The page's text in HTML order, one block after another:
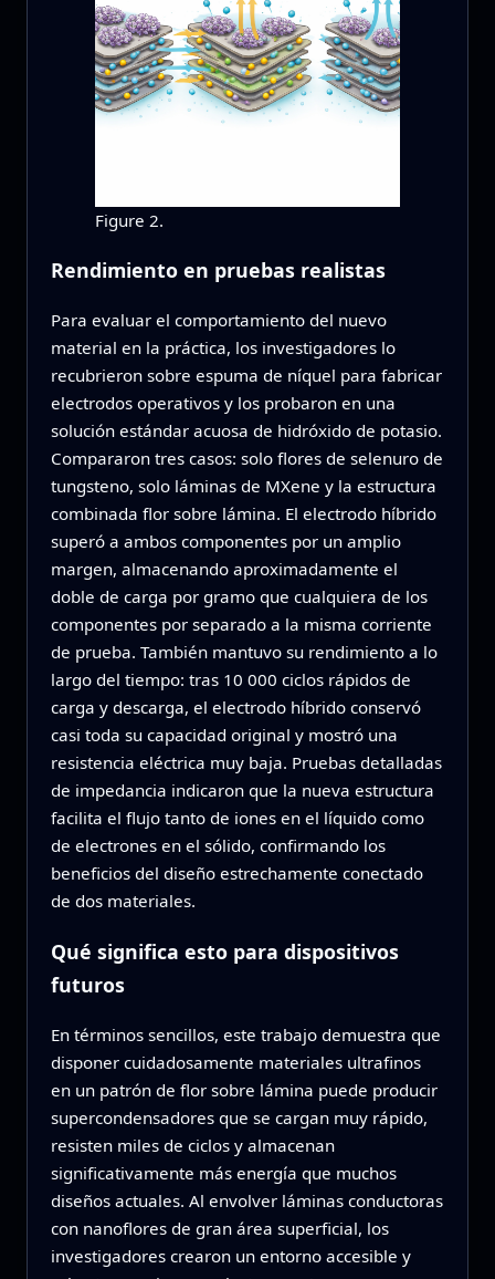
Figure 2.
Rendimiento en pruebas realistas
Para evaluar el comportamiento del nuevo
material en la práctica, los investigadores lo
recubrieron sobre espuma de níquel para fabricar
electrodos operativos y los probaron en una
solución estándar acuosa de hidróxido de potasio.
Compararon tres casos: solo flores de selenuro de
tungsteno, solo láminas de MXene y la estructura
combinada flor sobre lámina. El electrodo híbrido
superó a ambos componentes por un amplio
margen, almacenando aproximadamente el
doble de carga por gramo que cualquiera de los
componentes por separado a la misma corriente
de prueba. También mantuvo su rendimiento a lo
largo del tiempo: tras 10 000 ciclos rápidos de
carga y descarga, el electrodo híbrido conservó
casi toda su capacidad original y mostró una
resistencia eléctrica muy baja. Pruebas detalladas
de impedancia indicaron que la nueva estructura
facilita el flujo tanto de iones en el líquido como
de electrones en el sólido, confirmando los
beneficios del diseño estrechamente conectado
de dos materiales.
Qué significa esto para dispositivos
futuros
En términos sencillos, este trabajo demuestra que
disponer cuidadosamente materiales ultrafinos
en un patrón de flor sobre lámina puede producir
supercondensadores que se cargan muy rápido,
resisten miles de ciclos y almacenan
significativamente más energía que muchos
diseños actuales. Al envolver láminas conductoras
con nanoflores de gran área superficial, los
investigadores crearon un entorno accesible y